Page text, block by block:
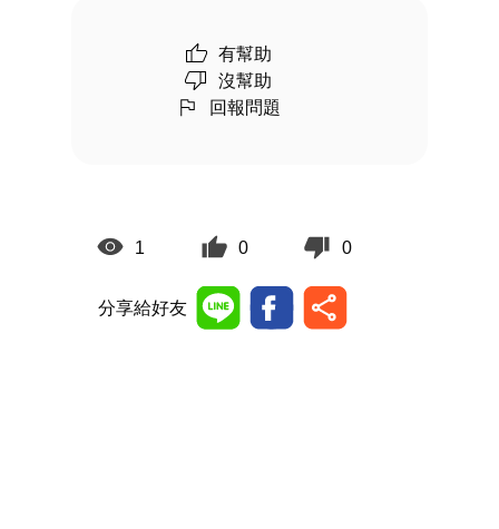
有幫助
沒幫助
回報問題
1 0 0
分享給好友